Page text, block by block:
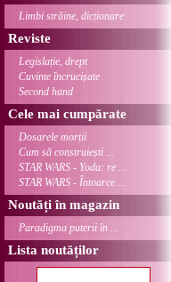
Limbi străine, dicționare
Reviste
Legislație, drept
Cuvinte încrucișate
Second hand
Cele mai cumpărate
Dosarele morții
Cum să construiești ...
STAR WARS - Yoda: re ...
STAR WARS - Întoarce ...
Noutăți în magazin
Paradigma puterii în ...
Lista noutăților